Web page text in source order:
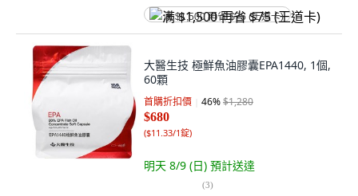
满 $1,500 再省 $75 (王道卡)
大醫生技 極鮮魚油膠囊EPA1440, 1個,
60顆
首購折扣價 46%$1,280
$680
($11.33/1錠)
明天 8/9 (日) 預計送達
(3)